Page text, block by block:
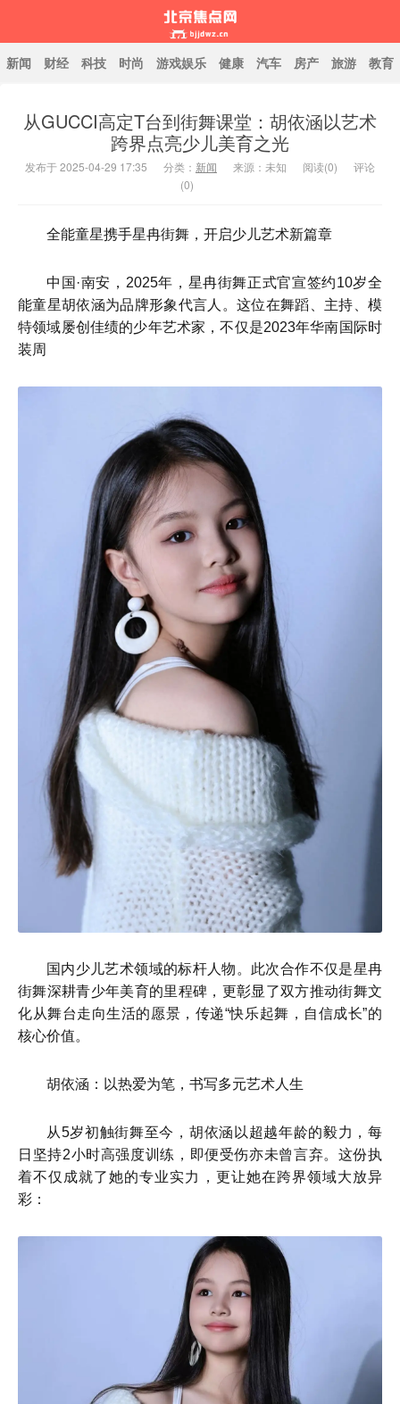
北京焦点网
新闻 财经 科技 时尚 游戏娱乐 健康 汽车 房产 旅游 教育
从GUCCI高定T台到街舞课堂：胡依涵以艺术
跨界点亮少儿美育之光
发布于 2025-04-29 17:35 分类： 新闻 来源：未知 阅读(0)
评论
(0)
全能童星携手星冉街舞，开启少儿艺术新篇章
中国·南安，2025年，星冉街舞正式官宣签约10岁全
能童星胡依涵为品牌形象代言人。这位在舞蹈、主持、模
特领域屡创佳绩的少年艺术家，不仅是2023年华南国际时
装周
国内少儿艺术领域的标杆人物。此次合作不仅是星冉
街舞深耕青少年美育的里程碑，更彰显了双方推动街舞文
化从舞台走向生活的愿景，传递“快乐起舞，自信成长”的
核心价值。
胡依涵：以热爱为笔，书写多元艺术人生
从5岁初触街舞至今，胡依涵以超越年龄的毅力，每
日坚持2小时高强度训练，即便受伤亦未曾言弃。这份执
着不仅成就了她的专业实力，更让她在跨界领域大放异
彩：